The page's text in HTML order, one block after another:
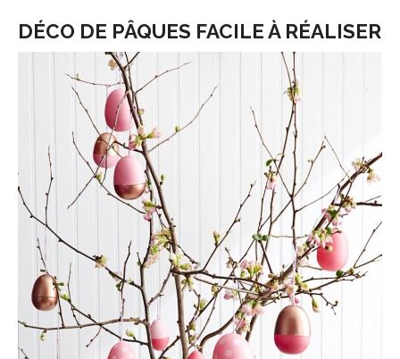
DÉCO DE PÂQUES FACILE À RÉALISER